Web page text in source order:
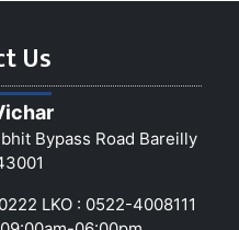
Us
Bypass Road Bareilly
LKO : 0522-4008111